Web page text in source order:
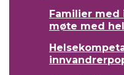
Familier
møte med